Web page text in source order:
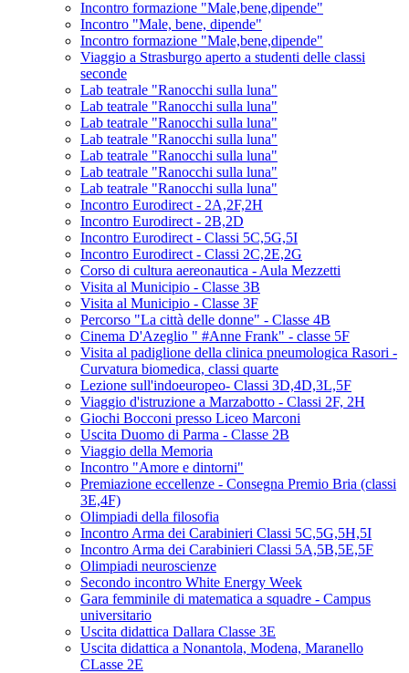
Incontro formazione "Male,bene,dipende"
Incontro "Male, bene, dipende"
Incontro formazione "Male,bene,dipende"
Viaggio a Strasburgo aperto a studenti delle classi
seconde
Lab teatrale "Ranocchi sulla luna"
Lab teatrale "Ranocchi sulla luna"
Lab teatrale "Ranocchi sulla luna"
Lab teatrale "Ranocchi sulla luna"
Lab teatrale "Ranocchi sulla luna"
Lab teatrale "Ranocchi sulla luna"
Lab teatrale "Ranocchi sulla luna"
Incontro Eurodirect - 2A,2F,2H
Incontro Eurodirect - 2B,2D
Incontro Eurodirect - Classi 5C,5G,5I
Incontro Eurodirect - Classi 2C,2E,2G
Corso di cultura aereonautica - Aula Mezzetti
Visita al Municipio - Classe 3B
Visita al Municipio - Classe 3F
Percorso "La città delle donne" - Classe 4B
Cinema D'Azeglio " #Anne Frank" - classe 5F
Visita al padiglione della clinica pneumologica Rasori -
Curvatura biomedica, classi quarte
Lezione sull'indoeuropeo- Classi 3D,4D,3L,5F
Viaggio d'istruzione a Marzabotto - Classi 2F, 2H
Giochi Bocconi presso Liceo Marconi
Uscita Duomo di Parma - Classe 2B
Viaggio della Memoria
Incontro "Amore e dintorni"
Premiazione eccellenze - Consegna Premio Bria (classi
3E,4F)
Olimpiadi della filosofia
Incontro Arma dei Carabinieri Classi 5C,5G,5H,5I
Incontro Arma dei Carabinieri Classi 5A,5B,5E,5F
Olimpiadi neuroscienze
Secondo incontro White Energy Week
Gara femminile di matematica a squadre - Campus
universitario
Uscita didattica Dallara Classe 3E
Uscita didattica a Nonantola, Modena, Maranello
CLasse 2E